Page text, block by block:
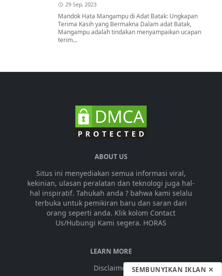
29 Sep, 2023
Mandok Hata Mangampu di Adat Batak: Ungkapan
Terima Kasih yang Bermakna Dalam adat Batak,
Mangampu adalah tindakan menyampaikan ucapan
terim...
ABOUT US
Situs ini menyediakan semua informasi viral,
kekinian, ulasan peralatan dan teknologi juga hal-
hal inspiratif. Tahukah anda ? bahwa kami selalu
terbuka untuk pemikiran baru dan saran dari
orang seperti anda. Klik kolom Contact
Us/Hubungi Kami segera. HORAS
LEARN MORE
Disclaimer
SEMBUNYIKAN IKLAN ✕